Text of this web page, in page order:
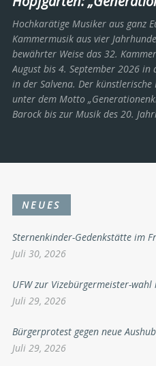
Hochkarätige Musiker aus ganz
Kammermusik aus vier
bewährter Weise das 32.
August bis 4. September 2026
in der Salvena. Der
unter dem Motto
Barock bis zur Musik des 20.
NEUES
Sternenkinder-Gedenkstätte im
Juli 30, 2026
UFW zur Vizebürgermeister-
Juli 29, 2026
Bürgerprotest gegen neue
Juli 29, 2026